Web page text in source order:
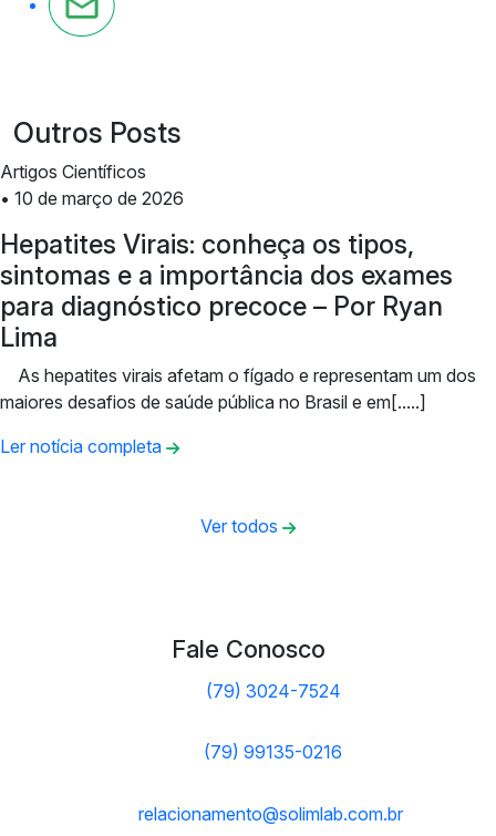
Outros Posts
Artigos Científicos
• 10 de março de 2026
Hepatites Virais: conheça os tipos,
sintomas e a importância dos exames
para diagnóstico precoce – Por Ryan
Lima
As hepatites virais afetam o fígado e representam um dos
maiores desafios de saúde pública no Brasil e em[.....]
Ler notícia completa
Ver todos
Fale Conosco
(79) 3024-7524
(79) 99135-0216
relacionamento@solimlab.com.br